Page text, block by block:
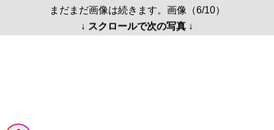
まだまだ画像は続きます。画像（6/10）
↓ スクロールで次の写真 ↓